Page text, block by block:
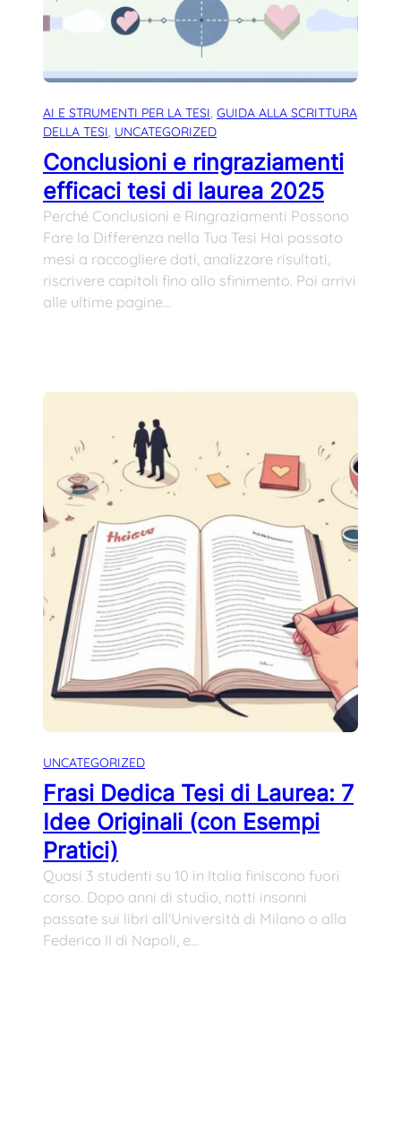
AI E STRUMENTI PER LA TESI, GUIDA ALLA SCRITTURA
DELLA TESI, UNCATEGORIZED
Conclusioni e ringraziamenti
efficaci tesi di laurea 2025
Perché Conclusioni e Ringraziamenti Possono
Fare la Differenza nella Tua Tesi Hai passato
mesi a raccogliere dati, analizzare risultati,
riscrivere capitoli fino allo sfinimento. Poi arrivi
alle ultime pagine…
UNCATEGORIZED
Frasi Dedica Tesi di Laurea: 7
Idee Originali (con Esempi
Pratici)
Quasi 3 studenti su 10 in Italia finiscono fuori
corso. Dopo anni di studio, notti insonni
passate sui libri all'Università di Milano o alla
Federico II di Napoli, e…